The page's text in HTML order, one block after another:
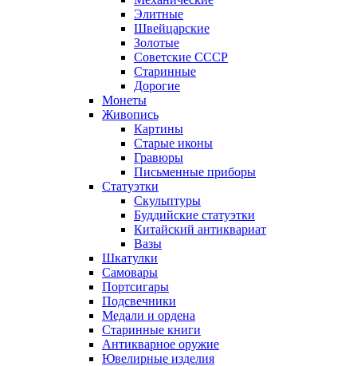
Элитные
Швейцарские
Золотые
Советские СССР
Старинные
Дорогие
Монеты
Живопись
Картины
Старые иконы
Гравюры
Письменные приборы
Статуэтки
Скульптуры
Буддийские статуэтки
Китайский антиквариат
Вазы
Шкатулки
Самовары
Портсигары
Подсвечники
Медали и ордена
Старинные книги
Антикварное оружие
Ювелирные изделия